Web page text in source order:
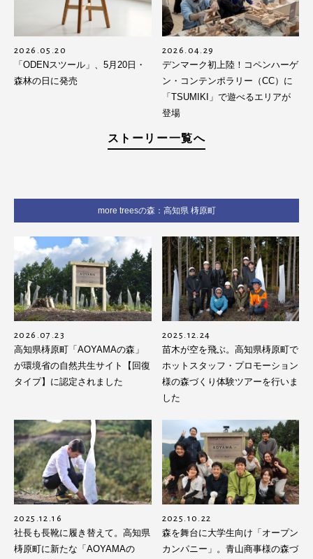
2026.05.20
「ODENスツール」、5月20日・
森林の日に発売
2026.04.29
デンマーク初上陸！コペンハーゲ
ン・コンテンポラリー（CC）に
「TSUMIKI」で遊べるエリアが
登場
ストーリー一覧へ
more treesの森：高知県 梼原町
2026.07.23
高知県梼原町「AOYAMAの森」
が環境省の自然共生サイト【回復
タイプ】に認定されました
2025.12.24
苗木が空を飛ぶ。高知県梼原町で
ホットスタッフ・プロモーション
様の森づくり体験ツアーを行いま
した
2025.12.16
社長も長靴に履き替えて。高知県
梼原町に新たな「AOYAMAの
2025.10.22
森を舞台に大学生向け「オープン
カンパニー」。青山商事様の森づ